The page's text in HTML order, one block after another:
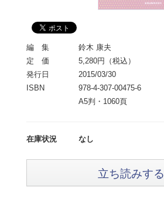
編 集
鈴木 康夫
定 価
5,280円（税込）
発行日
2015/03/30
ISBN
978-4-307-00475-6
A5判・1060頁
在庫状況 なし
立ち読みする